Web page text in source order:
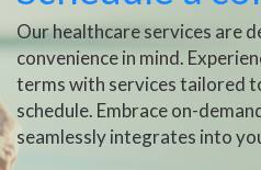
Our healthcare services are
convenience in mind.
terms with services tailored
schedule. Embrace on-
seamlessly integrates into